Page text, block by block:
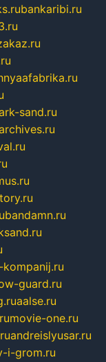
bankaribi.ru
sand.ru
bandamn.ru
guard.ru
aalse.ru
movie-one.ru
andreislyusar.ru
i-grom.ru